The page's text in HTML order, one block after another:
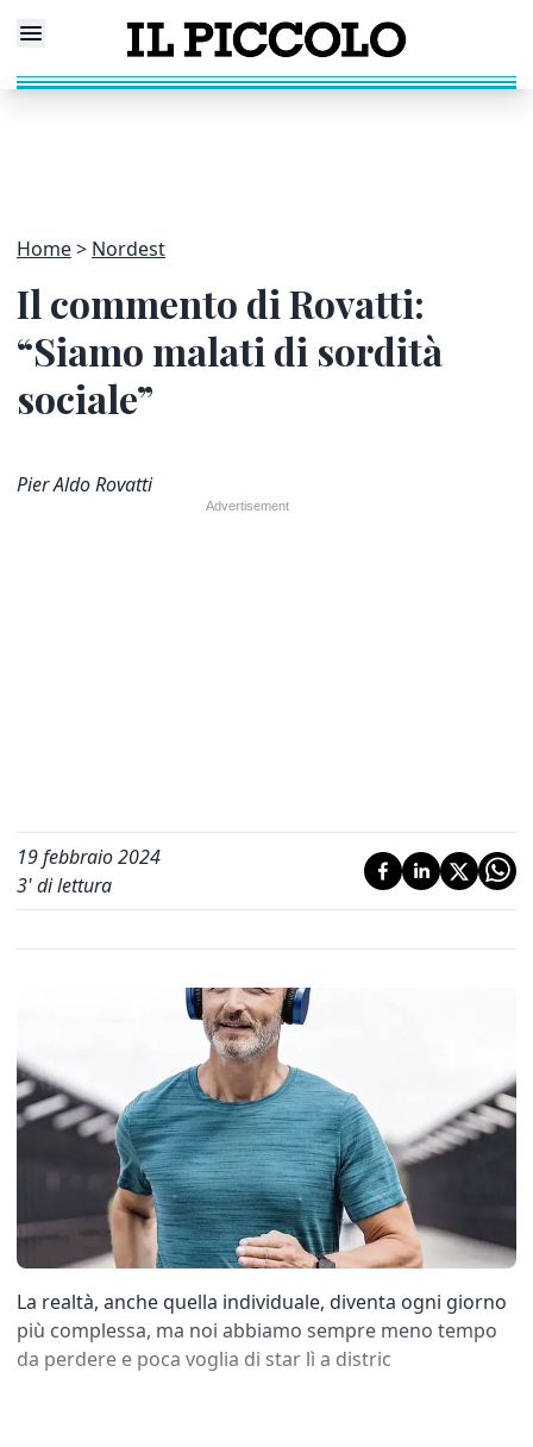
Home Nordest
Il commento di Rovatti:
“Siamo malati di sordità
sociale”
Pier Aldo Rovatti
19 febbraio 2024
3' di lettura
La realtà, anche quella individuale, diventa ogni giorno
più complessa, ma noi abbiamo sempre meno tempo
da perdere e poca voglia di star lì a distric